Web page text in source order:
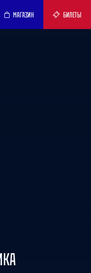
МАГАЗИН БИЛЕТЫ